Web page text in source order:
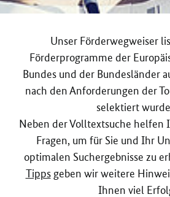
Unser Förderwegweiser
Förderprogramme der
Bundes und der Bundesländer
nach den Anforderungen der
selektiert
Neben der Volltextsuche helfen
Fragen, um für Sie und Ihr
optimalen Suchergebnisse zu
Tippsgeben wir weitere
Ihnen viel